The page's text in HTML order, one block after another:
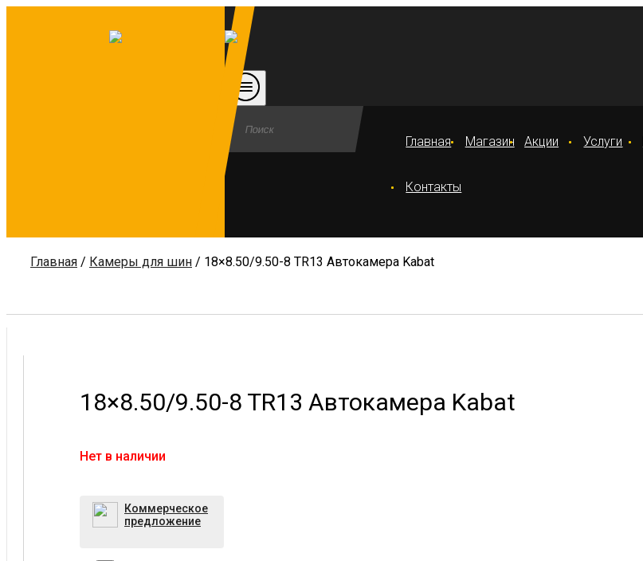
Главная Магазин Акции Услуги
Контакты
Главная / Камеры для шин / 18×8.50/9.50-8 TR13 Автокамера Kabat
18×8.50/9.50-8 TR13 Автокамера Kabat
Нет в наличии
Коммерческое
предложение